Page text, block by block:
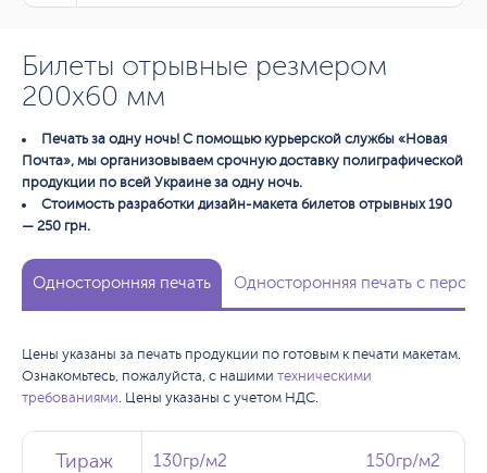
Билеты отрывные резмером
200х60 мм
Печать за одну ночь! С помощью курьерской службы «Новая
Почта», мы организовываем срочную доставку полиграфической
продукции по всей Украине за одну ночь.
Стоимость разработки дизайн-макета билетов отрывных 190
— 250 грн.
Односторонняя печать Односторонняя печать с
Цены указаны за печать продукции по готовым к печати макетам.
Ознакомьтесь, пожалуйста, с нашими техническими
требованиями . Цены указаны с учетом НДС.
Тираж
Тираж 130гр/м2 150гр/м2
Тираж 130гр/м2 150гр/м2